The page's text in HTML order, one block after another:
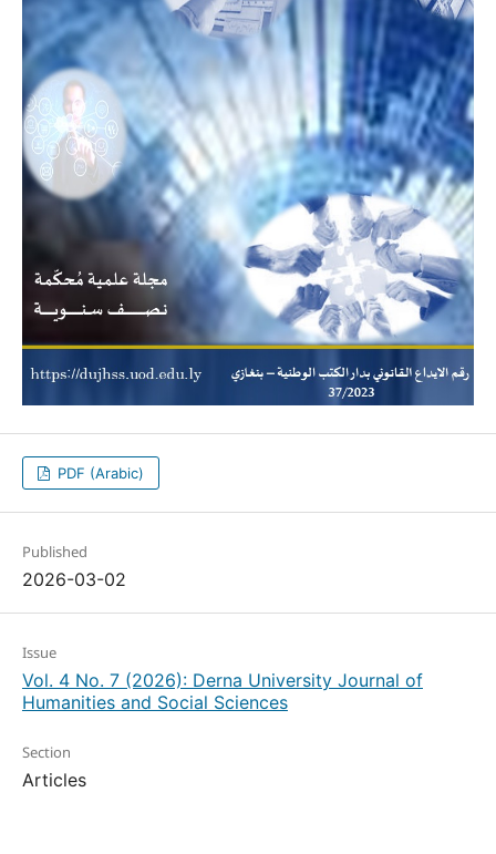
PDF (Arabic)
Published
2026-03-02
Issue
Vol. 4 No. 7 (2026): Derna University Journal of
Humanities and Social Sciences
Section
Articles